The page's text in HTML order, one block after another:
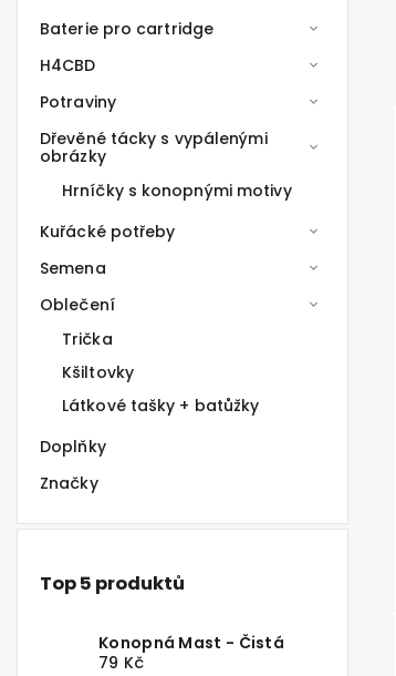
Baterie pro cartridge
H4CBD
Potraviny
Dřevěné tácky s vypálenými
obrázky
Hrníčky s konopnými motivy
Kuřácké potřeby
Semena
Oblečení
Trička
Kšiltovky
Látkové tašky + batůžky
Doplňky
Značky
Top 5 produktů
Konopná Mast - Čistá
79 Kč